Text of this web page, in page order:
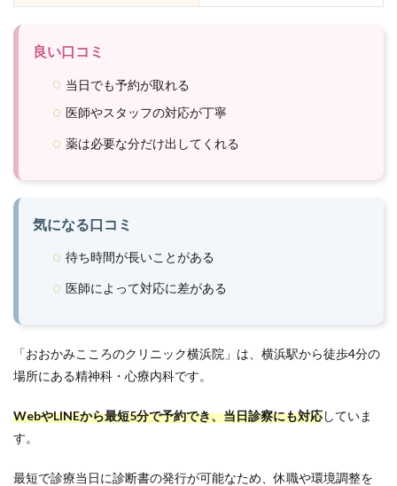
良い口コミ
当日でも予約が取れる
医師やスタッフの対応が丁寧
薬は必要な分だけ出してくれる
気になる口コミ
待ち時間が長いことがある
医師によって対応に差がある
「おおかみこころのクリニック横浜院」は、横浜駅から徒歩4分の
場所にある精神科・心療内科です。
WebやLINEから最短5分で予約でき、当日診察にも対応していま
す。
最短で診療当日に診断書の発行が可能なため、休職や環境調整を